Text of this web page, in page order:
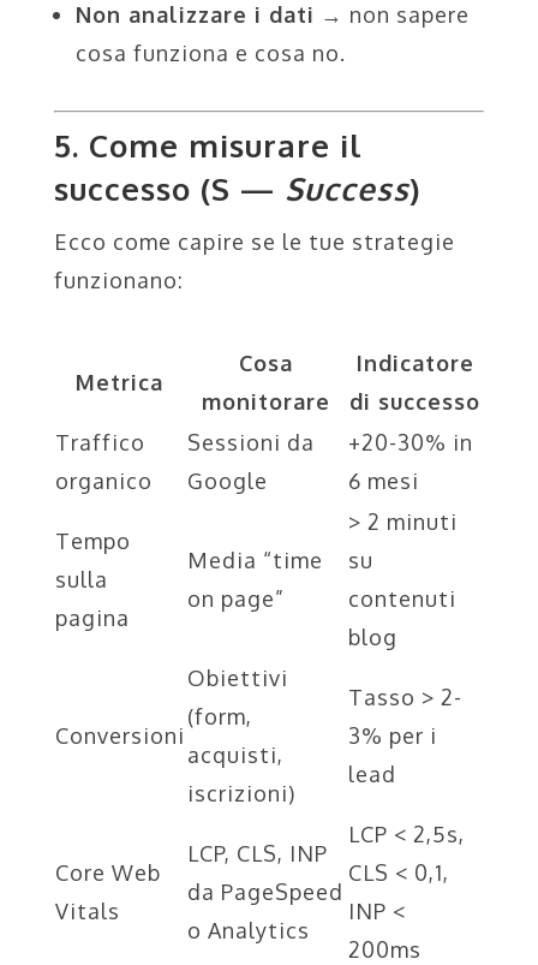
Non analizzare i dati → non sapere
cosa funziona e cosa no.
5. Come misurare il
successo (S — Success)
Ecco come capire se le tue strategie
funzionano:
Metrica
Cosa
monitorare
Indicatore
di successo
Traffico
organico
Sessioni da
Google
+20-30% in
6 mesi
Tempo
sulla
pagina
Media “time
on page”
> 2 minuti
su
contenuti
blog
Conversioni
Obiettivi
(form,
acquisti,
iscrizioni)
Tasso > 2-
3% per i
lead
Core Web
Vitals
LCP, CLS, INP
da PageSpeed
o Analytics
LCP < 2,5s,
CLS < 0,1,
INP <
200ms